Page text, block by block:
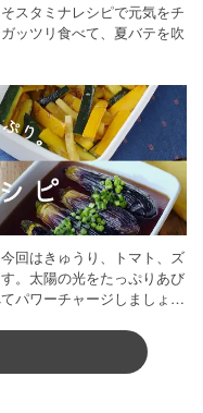
スタミナレシピで元気をチ
ッツリ食べて、夏バテを吹
回はきゅうり、トマト、ズ
。太陽の光をたっぷりあび
パワーチャージしましょう